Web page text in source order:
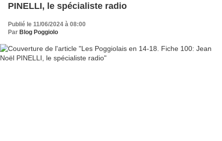
PINELLI, le spécialiste radio
Publié le 11/06/2024 à 08:00
Par Blog Poggiolo